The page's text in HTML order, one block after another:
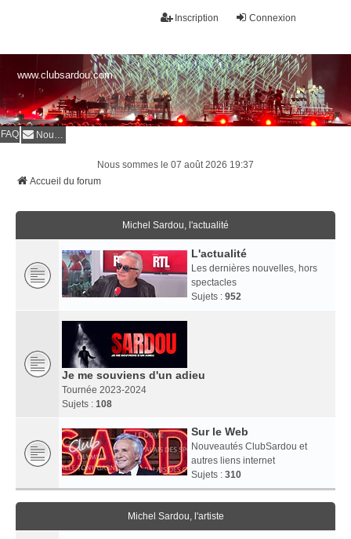
Connexion
Inscription
www.clubsardou.com
FAQ Nous contacter
Nous sommes le 07 août 2026 19:37
Accueil du forum
Michel Sardou, l'actualité
L'actualité
Les dernières nouvelles, hors
spectacles
Sujets : 952
Je me souviens d'un adieu
Tournée 2023-2024
Sujets : 108
Sur le Web
Nouveautés ClubSardou et
autres liens internet
Sujets : 310
Michel Sardou, l'artiste